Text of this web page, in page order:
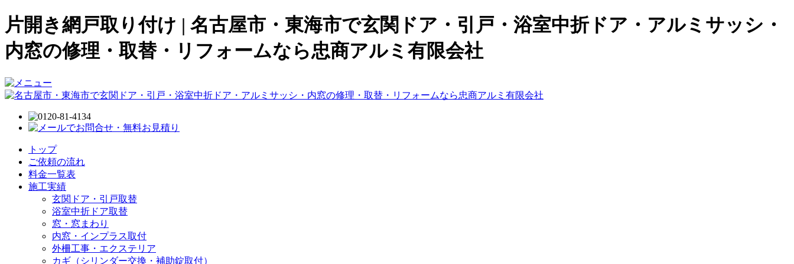
片開き網戸取り付け | 名古屋市・東海市で玄関ドア・引戸・浴室中折ドア・アルミサッシ・
内窓の修理・取替・リフォームなら忠商アルミ有限会社
トップ
ご依頼の流れ
料金一覧表
施工実績
玄関ドア・引戸取替
浴室中折ドア取替
窓・窓まわり
内窓・インプラス取付
外柵工事・エクステリア
カギ（シリンダー交換・補助錠取付）